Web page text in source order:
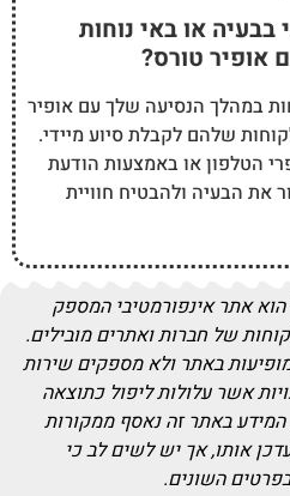
או באי נוחות
אופיר טורס?
במהלך הנסיעה שלך עם אופיר
שלהם לקבלת סיוע מיידי.
הטלפון או באמצעות הודעת
את הבעיה ולהבטיח חוויית
אתר אינפורמטיבי המספק
של חברות ואתרים מובילים.
באתר ולא מספקים שירות
אשר עלולות ליפול כתוצאה
באתר זה נאסף ממקורות
אותו, אך יש לשים לב כי
השונים.